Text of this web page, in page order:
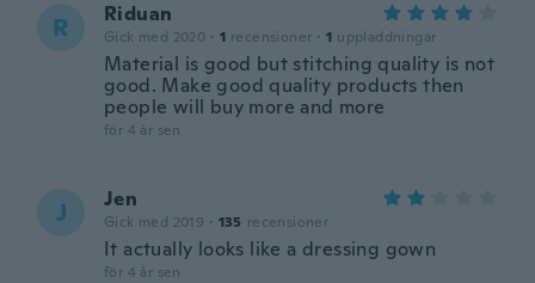
R Riduan
Gick med 2020 · 1 recensioner · 1 uppladdningar
Material is good but stitching quality is not
good. Make good quality products then
people will buy more and more
för 4 år sen
J Jen
Gick med 2019 · 135 recensioner
It actually looks like a dressing gown
för 4 år sen